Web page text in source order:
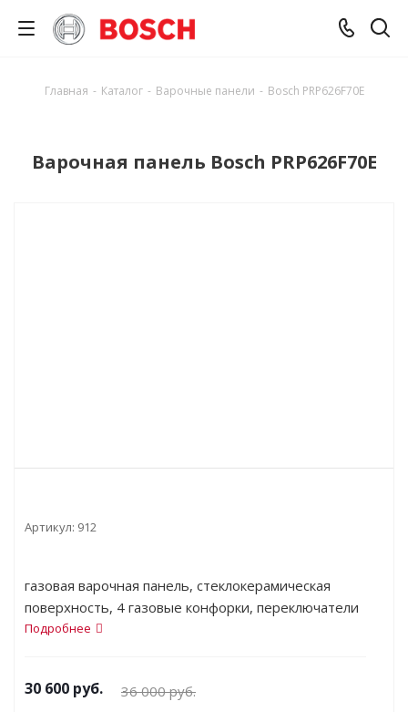
Главная - Каталог - Варочные панели - Bosch PRP626F70E
Варочная панель Bosch PRP626F70E
Артикул: 912
газовая варочная панель, стеклокерамическая
поверхность, 4 газовые конфорки, переключатели
поворотные, электроподжиг, защита от детей,
Подробнее
30 600 руб. 36 000руб.